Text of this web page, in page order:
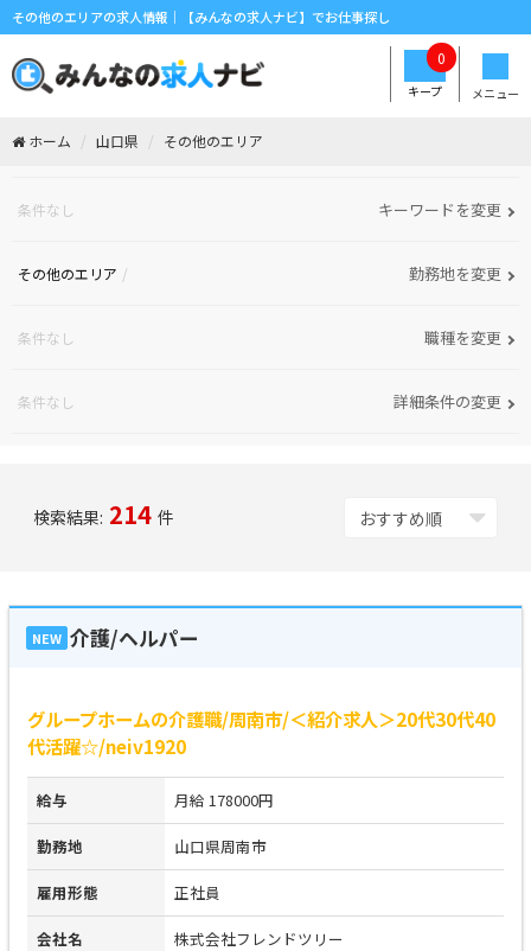
その他のエリアの求人情報｜【みんなの求人ナビ】でお仕事探し
メニュー
キープ
0
ホーム 山口県 その他のエリア
条件なし キーワードを変更
その他のエリア 勤務地を変更
条件なし 職種を変更
条件なし 詳細条件の変更
検索結果: 214 件
NEW 介護/ヘルパー
グループホームの介護職/周南市/＜紹介求人＞20代30代40
代活躍☆/neiv1920
給与 月給 178000円
勤務地 山口県周南市
雇用形態 正社員
会社名 株式会社フレンドツリー